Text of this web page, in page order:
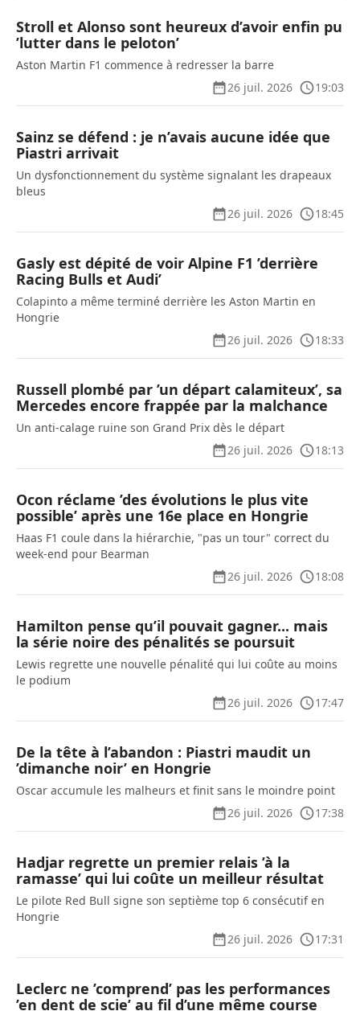
Stroll et Alonso sont heureux d’avoir enfin pu
’lutter dans le peloton’
Aston Martin F1 commence à redresser la barre
26 juil. 2026
19:03
Sainz se défend : je n’avais aucune idée que
Piastri arrivait
Un dysfonctionnement du système signalant les drapeaux
bleus
26 juil. 2026
18:45
Gasly est dépité de voir Alpine F1 ’derrière
Racing Bulls et Audi’
Colapinto a même terminé derrière les Aston Martin en
Hongrie
26 juil. 2026
18:33
Russell plombé par ’un départ calamiteux’, sa
Mercedes encore frappée par la malchance
Un anti-calage ruine son Grand Prix dès le départ
26 juil. 2026
18:13
Ocon réclame ’des évolutions le plus vite
possible’ après une 16e place en Hongrie
Haas F1 coule dans la hiérarchie, "pas un tour" correct du
week-end pour Bearman
26 juil. 2026
18:08
Hamilton pense qu’il pouvait gagner... mais
la série noire des pénalités se poursuit
Lewis regrette une nouvelle pénalité qui lui coûte au moins
le podium
26 juil. 2026
17:47
De la tête à l’abandon : Piastri maudit un
’dimanche noir’ en Hongrie
Oscar accumule les malheurs et finit sans le moindre point
26 juil. 2026
17:38
Hadjar regrette un premier relais ’à la
ramasse’ qui lui coûte un meilleur résultat
Le pilote Red Bull signe son septième top 6 consécutif en
Hongrie
26 juil. 2026
17:31
Leclerc ne ’comprend’ pas les performances
’en dent de scie’ au fil d’une même course